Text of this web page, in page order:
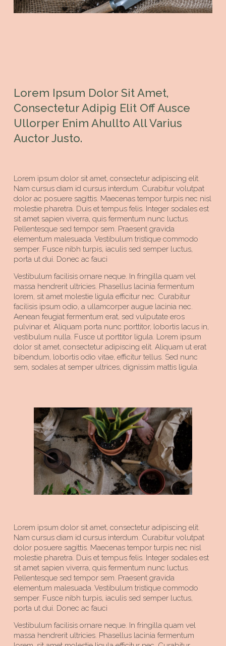
Lorem Ipsum Dolor Sit Amet,
Consectetur Adipig Elit Off Ausce
Ullorper Enim Ahullto All Varius
Auctor Justo.
Lorem ipsum dolor sit amet, consectetur adipiscing elit.
Nam cursus diam id cursus interdum. Curabitur volutpat
dolor ac posuere sagittis. Maecenas tempor turpis nec nisl
molestie pharetra. Duis et tempus felis. Integer sodales est
sit amet sapien viverra, quis fermentum nunc luctus.
Pellentesque sed tempor sem. Praesent gravida
elementum malesuada. Vestibulum tristique commodo
semper. Fusce nibh turpis, iaculis sed semper luctus,
porta ut dui. Donec ac fauci
Vestibulum facilisis ornare neque. In fringilla quam vel
massa hendrerit ultricies. Phasellus lacinia fermentum
lorem, sit amet molestie ligula efficitur nec. Curabitur
facilisis ipsum odio, a ullamcorper augue lacinia nec.
Aenean feugiat fermentum erat, sed vulputate eros
pulvinar et. Aliquam porta nunc porttitor, lobortis lacus in,
vestibulum nulla. Fusce ut porttitor ligula. Lorem ipsum
dolor sit amet, consectetur adipiscing elit. Aliquam ut erat
bibendum, lobortis odio vitae, efficitur tellus. Sed nunc
sem, sodales at semper ultrices, dignissim mattis ligula.
Lorem ipsum dolor sit amet, consectetur adipiscing elit.
Nam cursus diam id cursus interdum. Curabitur volutpat
dolor posuere sagittis. Maecenas tempor turpis nec nisl
molestie pharetra. Duis et tempus felis. Integer sodales est
sit amet sapien viverra, quis fermentum nunc luctus.
Pellentesque sed tempor sem. Praesent gravida
elementum malesuada. Vestibulum tristique commodo
semper. Fusce nibh turpis, iaculis sed semper luctus,
porta ut dui. Donec ac fauci
Vestibulum facilisis ornare neque. In fringilla quam vel
massa hendrerit ultricies. Phasellus lacinia fermentum